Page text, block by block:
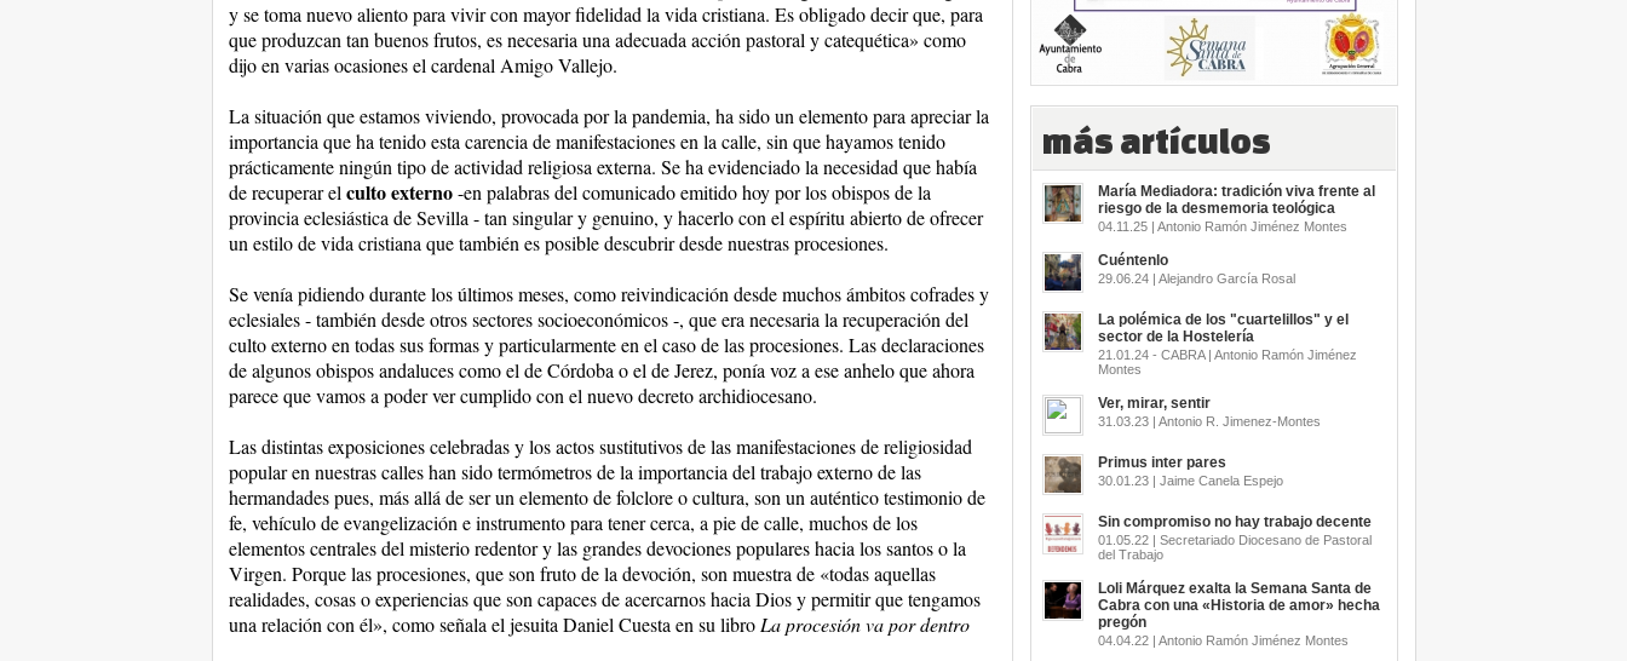
y se toma nuevo aliento para vivir con mayor fidelidad la vida cristiana. Es obligado decir que, para
que produzcan tan buenos frutos, es necesaria una adecuada acción pastoral y catequética» como
dijo en varias ocasiones el cardenal Amigo Vallejo.
La situación que estamos viviendo, provocada por la pandemia, ha sido un elemento para apreciar la
importancia que ha tenido esta carencia de manifestaciones en la calle, sin que hayamos tenido
prácticamente ningún tipo de actividad religiosa externa. Se ha evidenciado la necesidad que había
de recuperar el culto externo-en palabras del comunicado emitido hoy por los obispos de la
provincia eclesiástica de Sevilla - tan singular y genuino, y hacerlo con el espíritu abierto de ofrecer
un estilo de vida cristiana que también es posible descubrir desde nuestras procesiones.
Se venía pidiendo durante los últimos meses, como reivindicación desde muchos ámbitos cofrades y
eclesiales - también desde otros sectores socioeconómicos -, que era necesaria la recuperación del
culto externo en todas sus formas y particularmente en el caso de las procesiones. Las declaraciones
de algunos obispos andaluces como el de Córdoba o el de Jerez, ponía voz a ese anhelo que ahora
parece que vamos a poder ver cumplido con el nuevo decreto archidiocesano.
Las distintas exposiciones celebradas y los actos sustitutivos de las manifestaciones de religiosidad
popular en nuestras calles han sido termómetros de la importancia del trabajo externo de las
hermandades pues, más allá de ser un elemento de folclore o cultura, son un auténtico testimonio de
fe, vehículo de evangelización e instrumento para tener cerca, a pie de calle, muchos de los
elementos centrales del misterio redentor y las grandes devociones populares hacia los santos o la
Virgen. Porque las procesiones, que son fruto de la devoción, son muestra de «todas aquellas
realidades, cosas o experiencias que son capaces de acercarnos hacia Dios y permitir que tengamos
una relación con él», como señala el jesuita Daniel Cuesta en su libro La procesión va por dentro
más artículos
María Mediadora: tradición viva frente al
riesgo de la desmemoria teológica
04.11.25 | Antonio Ramón Jiménez Montes
Cuéntenlo
29.06.24 | Alejandro García Rosal
La polémica de los "cuartelillos" y el
sector de la Hostelería
21.01.24 - CABRA | Antonio Ramón Jiménez
Montes
Ver, mirar, sentir
31.03.23 | Antonio R. Jimenez-Montes
Primus inter pares
30.01.23 | Jaime Canela Espejo
Sin compromiso no hay trabajo decente
01.05.22 | Secretariado Diocesano de Pastoral
del Trabajo
Loli Márquez exalta la Semana Santa de
Cabra con una «Historia de amor» hecha
pregón
04.04.22 | Antonio Ramón Jiménez Montes